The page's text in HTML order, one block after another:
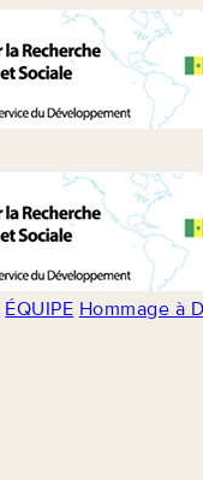
ÉQUIPE Hommage à